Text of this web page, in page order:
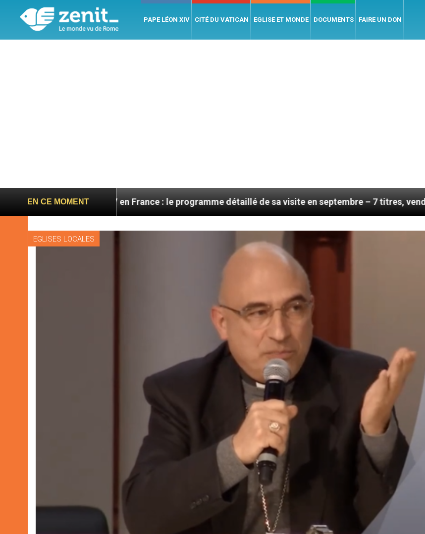
PAPE LÉON XIV CITÉ DU VATICAN EGLISE ET MONDE DOCUMENTS FAIRE UN DON
EN CE MOMENT
Léon XIV en France : le programme détaillé de sa visite en septembre – 7 titres, vendredi 7 août 2026
EGLISES LOCALES